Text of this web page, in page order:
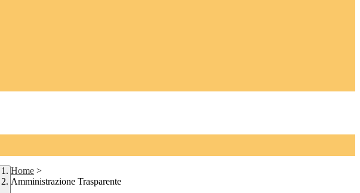
Home >
Amministrazione Trasparente